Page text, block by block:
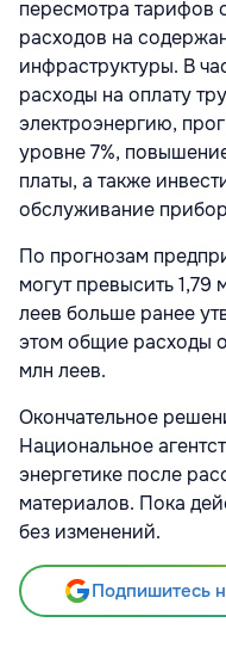
пересмотра тарифов
расходов на
инфраструктуры. В
расходы на оплату
электроэнергию,
уровне 7%,
платы, а также
обслуживание
По прогнозам
могут превысить 1,79
леев больше ранее
этом общие расходы
млн леев.
Окончательное
Национальное
энергетике после
материалов. Пока
без изменений.
Подпишитесь